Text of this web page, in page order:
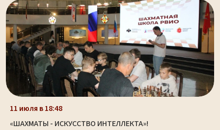
11 июля в 18:48
«ШАХМАТЫ - ИСКУССТВО ИНТЕЛЛЕКТА»!